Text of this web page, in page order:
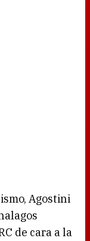
Agostini
de cara a la